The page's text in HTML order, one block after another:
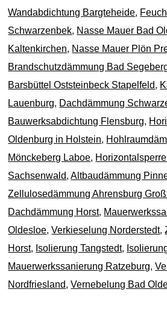
Wandabdichtung Bargteheide,
Schwarzenbek, Nasse Mauer Bad
Kaltenkirchen, Nasse Mauer Plön
Brandschutzdämmung Bad
Barsbüttel Oststeinbeck Stapelfeld,
Lauenburg, Dachdämmung
Bauwerksabdichtung Flensburg,
Oldenburg in Holstein,
Mönckeberg Laboe,
Sachsenwald,Altbaudämmung
Zellulosedämmung Ahrensburg
Dachdämmung Horst,
Oldesloe,Verkieselung Norderstedt,
Horst, Isolierung Tangstedt,
Mauerwerkssanierung Ratzeburg,
Nordfriesland,Vernebelung Bad